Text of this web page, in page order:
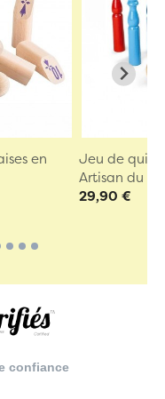
en
Jeu de
Artisan du
29,90 €
confiance